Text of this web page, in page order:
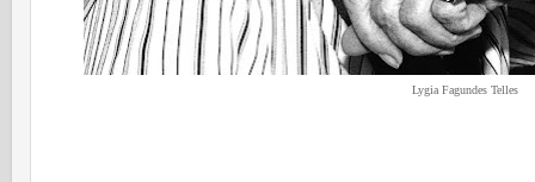
Lygia Fagundes Telles